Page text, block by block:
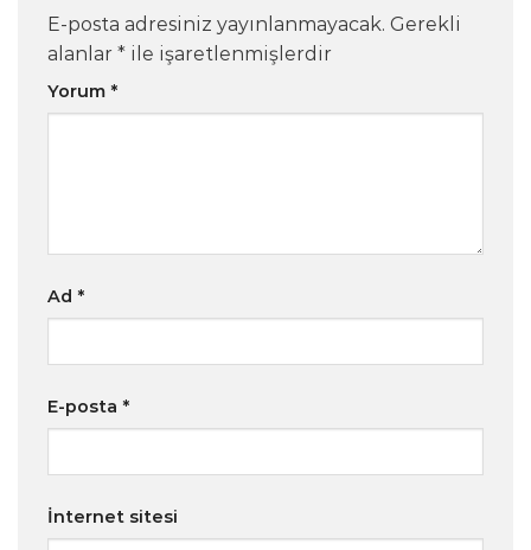
E-posta adresiniz yayınlanmayacak. Gerekli
alanlar * ile işaretlenmişlerdir
Yorum *
Ad *
E-posta *
İnternet sitesi